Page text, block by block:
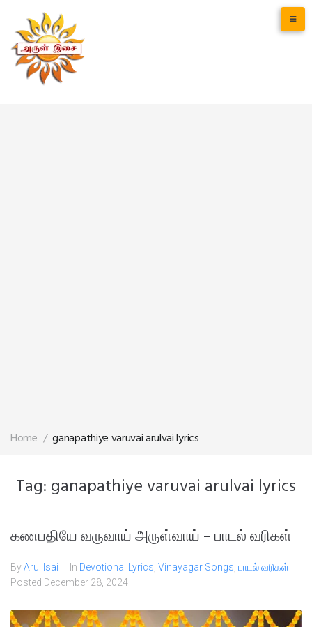
Home / ganapathiye varuvai arulvai lyrics
Tag: ganapathiye varuvai arulvai lyrics
கணபதியே வருவாய் அருள்வாய் – பாடல் வரிகள்
ByArul Isai In Devotional Lyrics Vinayagar Songs பாடல் வரிகள்
Posted December 28, 2024